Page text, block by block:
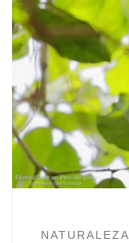
NATURALEZA